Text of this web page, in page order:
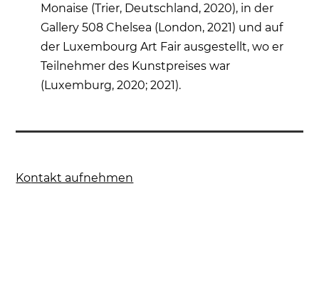
Monaise (Trier, Deutschland, 2020), in der
Gallery 508 Chelsea (London, 2021) und auf
der Luxembourg Art Fair ausgestellt, wo er
Teilnehmer des Kunstpreises war
(Luxemburg, 2020; 2021).
Kontakt aufnehmen